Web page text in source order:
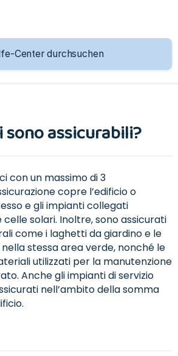
assicurabili?
con un massimo di 3
copre l’edificio o
e gli impianti collegati
celle solari. Inoltre, sono assicurati
come i laghetti da giardino e le
stessa area verde, nonché le
utilizzati per la manutenzione
Anche gli impianti di servizio
nell’ambito della somma